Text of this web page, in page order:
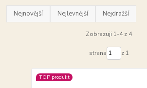
Nejnovější Nejlevnější Nejdražší
Zobrazuji 1-4 z 4
strana z 1
TOP produkt